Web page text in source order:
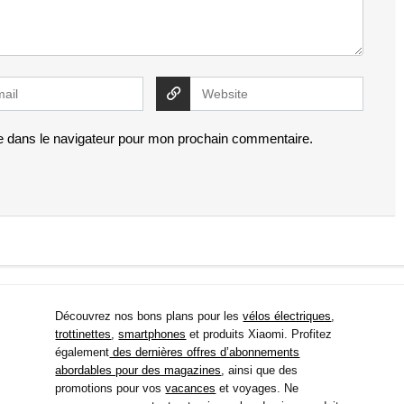
le navigateur pour mon prochain commentaire.
Découvrez nos bons plans pour lesvélos électriques
trottinettes ,smartphones et produits Xiaomi. Profitez
également des dernières offres d’abonnements
abordables pour des magazines , ainsi que des
promotions pour vosvacances et voyages. Ne